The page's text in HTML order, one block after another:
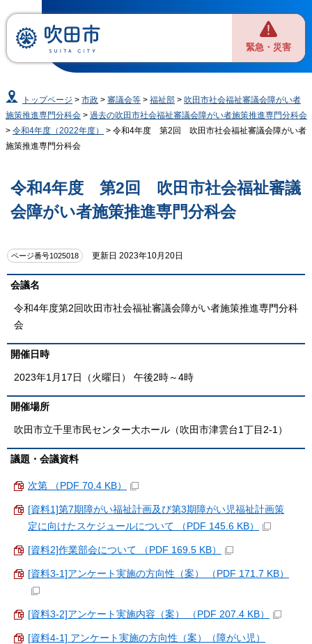
緊急・災害
トップページ >市政 >審議会等 >福祉部 > 吹田市社会福祉審議会障がい者
施策推進専門分科会 > 過去の吹田市社会福祉審議会障がい者施策推進専門分科会
> 令和4年度（2022年度）
> 令和4年度 第2回 吹田市社会福祉審議会障がい者
施策推進専門分科会
令和4年度 第2回 吹田市社会福祉審議
会障がい者施策推進専門分科会
ページ番号1025018 更新日 2023年10月20日
会議名
令和4年度第2回吹田市社会福祉審議会障がい者施策推進専門分科
会
開催日時
2023年1月17日（火曜日） 午後2時～4時
開催場所
吹田市立千里市民センター大ホール（吹田市津雲台1丁目2-1）
議題・会議資料
次第 （PDF 70.4 KB）
[資料1]第7期障がい福祉計画及び第3期障がい児福祉計画策
定に向けたスケジュールについて （PDF 145.6 KB）
[資料2]作業部会について （PDF 169.5 KB）
[資料3-1]アンケート実施の方向性（案） （PDF 171.7 KB）
[資料3-2]アンケート実施内容（案） （PDF 207.4 KB）
[資料4-1] アンケート実施の方向性（案）（障がい児）